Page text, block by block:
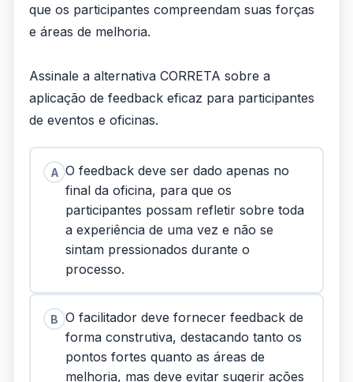
que os participantes compreendam suas forças
e áreas de melhoria.
Assinale a alternativa CORRETA sobre a
aplicação de feedback eficaz para participantes
de eventos e oficinas.
A O feedback deve ser dado apenas no
final da oficina, para que os
participantes possam refletir sobre toda
a experiência de uma vez e não se
sintam pressionados durante o
processo.
B O facilitador deve fornecer feedback de
forma construtiva, destacando tanto os
pontos fortes quanto as áreas de
melhoria, mas deve evitar sugerir ações